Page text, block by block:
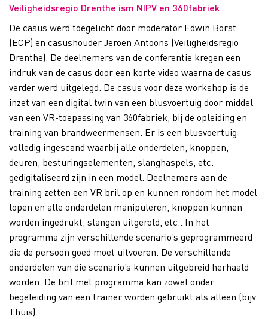
Veiligheidsregio Drenthe ism NIPV en 360fabriek
De casus werd toegelicht door moderator Edwin Borst
(ECP) en casushouder Jeroen Antoons (Veiligheidsregio
Drenthe). De deelnemers van de conferentie kregen een
indruk van de casus door een korte video waarna de casus
verder werd uitgelegd. De casus voor deze workshop is de
inzet van een digital twin van een blusvoertuig door middel
van een VR-toepassing van 360fabriek, bij de opleiding en
training van brandweermensen. Er is een blusvoertuig
volledig ingescand waarbij alle onderdelen, knoppen,
deuren, besturingselementen, slanghaspels, etc.
gedigitaliseerd zijn in een model. Deelnemers aan de
training zetten een VR bril op en kunnen rondom het model
lopen en alle onderdelen manipuleren, knoppen kunnen
worden ingedrukt, slangen uitgerold, etc.. In het
programma zijn verschillende scenario’s geprogrammeerd
die de persoon goed moet uitvoeren. De verschillende
onderdelen van die scenario’s kunnen uitgebreid herhaald
worden. De bril met programma kan zowel onder
begeleiding van een trainer worden gebruikt als alleen (bijv.
Thuis).